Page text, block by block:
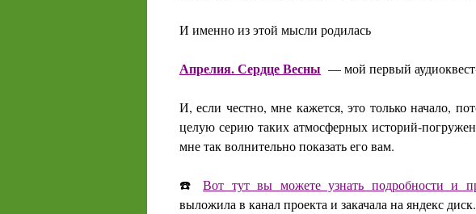
И именно из этой мысли родилась
Апрелия. Сердце Весны — мой первый
И, если честно, мне кажется, это только начало,
целую серию таких атмосферных историй-
мне так волнительно показать его вам.
☎️Вот тут вы можете узнать подробности и
выложила в канал проекта и закачала на яндекс диск.